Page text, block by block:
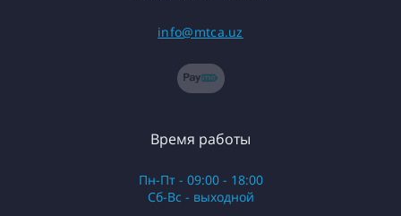
info@mtca.uz
Время работы
Пн-Пт - 09:00 - 18:00
Сб-Вс - выходной